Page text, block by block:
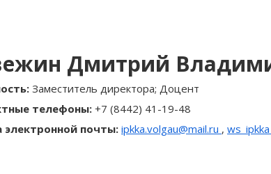
Дмитрий
Заместитель директора; Доцент
телефоны: +7 (8442) 41-19-48
электронной почты: ipkka.volgau@mail.ru ,